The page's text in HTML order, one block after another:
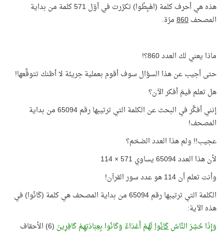
هذه هي أحرف كلمة (اهْبِطُوا) تكرّرت في أوّل 571 كلمة من بداية
المصحف860مرّة.
ماذا يعني لك العدد 860؟!
حتى أجيب عن هذا السؤال سوف أقوم بعملية جريئة لا أظنك تتوقَّعها!
هل تعلم فيمَ أفكر الآن؟
إنني أفكِّر في البحث عن الكلمة التي ترتيبها رقم 65094 من بداية
المصحف!
عجيب!! ولم هذا العدد الضخم؟
لأن هذا العدد 65094 يساوي 571 × 114
وأنت تعلم أن 114 هو عدد سور القرآن!
الكلمة التي ترتيبها رقم 65094 من بداية المصحف هي كلمة (كَانُوا) في
هذه الآية:
وَإِذَا حُشِرَ النَّاسُكَانُوالَهُمْ أَعْدَاءً وَكَانُوا بِعِبَادَتِهِمْ كَافِرِينَ (6) الأحقاف